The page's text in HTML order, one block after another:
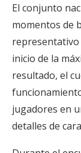
El conjunto
momentos de
representativo
inicio de la
resultado, el
jugadores en
detalles de